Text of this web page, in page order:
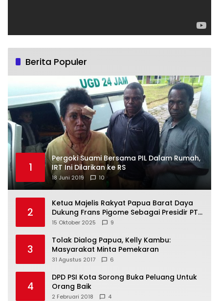
Berita Populer
1
Pergoki Suami Bersama PIL Dalam Rumah,
IRT Ini Dilarikan ke RS
18 Juni 2019 10
2
Ketua Majelis Rakyat Papua Barat Daya
Dukung Frans Pigome Sebagai Presidir PT
Freeport Indonesia
15 Oktober 2025 9
3
Tolak Dialog Papua, Kelly Kambu:
Masyarakat Minta Pemekaran
31 Agustus 2017 6
4
DPD PSI Kota Sorong Buka Peluang Untuk
Orang Baik
2 Februari 2018 4